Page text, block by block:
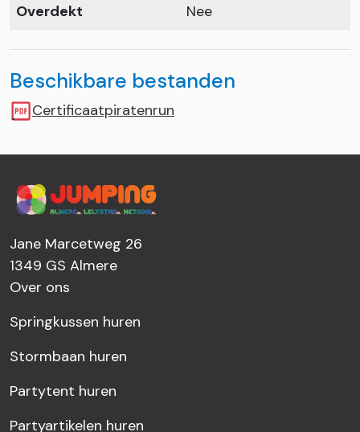
Overdekt
Nee
Beschikbare bestanden
Certificaatpiratenrun
Jane Marcetweg 26
1349 GS Almere
Over ons
Springkussen huren
Stormbaan huren
Partytent huren
Partyartikelen huren